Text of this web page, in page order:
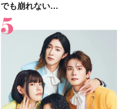
でも崩れない…
挙紹介！ 人気…
でも崩れない…
ア効果、ビジュ、…
うねり”に最…
17選
テム10選！